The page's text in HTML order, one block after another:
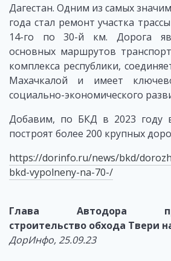
Дагестан. Одним из самых
года стал ремонт участка
14-го по 30-й км. Дорога
основных маршрутов
комплекса республики,
Махачкалой и имеет
социально-экономического
Добавим, по БКД в 2023 году
построят более 200 крупных
https://dorinfo.ru/news/bkd/
bkd-vypolneny-na-70-/
Глава Автодора
строительство обхода Твери
ДорИнфо, 25.09.23